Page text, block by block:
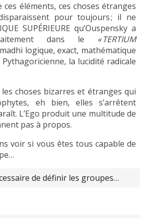
ces éléments, ces choses étranges
pour toujours ; il ne
SUPÉRIEURE qu’Ouspensky a
dans le « TERTIUM
logique, exact, mathématique
la lucidité radicale
choses bizarres et étranges qui
eh bien, elles s’arrêtent
L’Ego produit une multitude de
pas à propos.
voir si vous êtes tous capable de
de définir les groupes…